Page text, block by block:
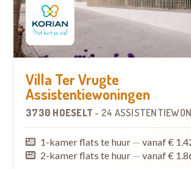
Villa Ter Vrugte
Assistentiewoningen
3730 HOESELT - 24
1-kamer flats te huur — vanaf €
2-kamer flats te huur — vanaf €